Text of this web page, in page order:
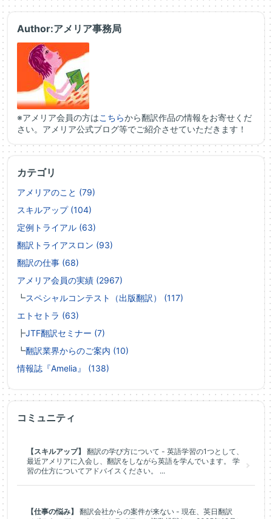
Author:アメリア事務局
※アメリア会員の方はこちらから翻訳作品の情報をお寄せくだ
さい。アメリア公式ブログ等でご紹介させていただきます！
カテゴリ
アメリアのこと (79)
スキルアップ (104)
定例トライアル (63)
翻訳トライアスロン (93)
翻訳の仕事 (68)
アメリア会員の実績 (2967)
┗スペシャルコンテスト（出版翻訳） (117)
エトセトラ (63)
┣JTF翻訳セミナー (7)
┗翻訳業界からのご案内 (10)
情報誌『Amelia』 (138)
コミュニティ
【スキルアップ】
翻訳の学び方について - 英語学習の1つとして、
最近アメリアに入会し、翻訳をしながら英語を学んでいます。 学
習の仕方についてアドバイスください。 ...
【仕事の悩み】
翻訳会社からの案件が来ない - 現在、英日翻訳